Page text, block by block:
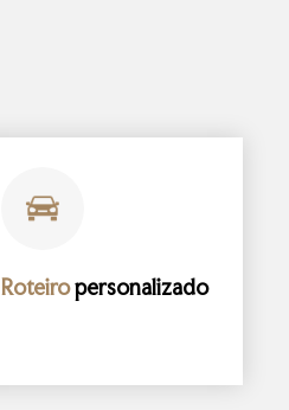
Roteiropersonalizado